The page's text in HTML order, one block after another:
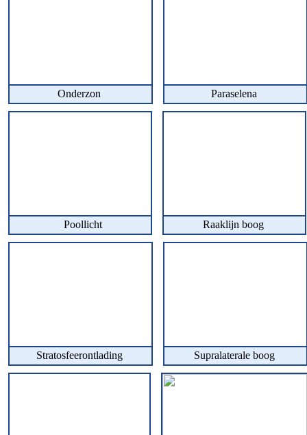
Onderzon Paraselena
Poollicht Raaklijn boog
Stratosfeerontlading Supralaterale boog